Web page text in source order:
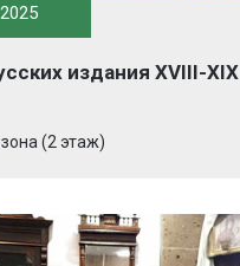
издания XVIII-XIX
(2 этаж)